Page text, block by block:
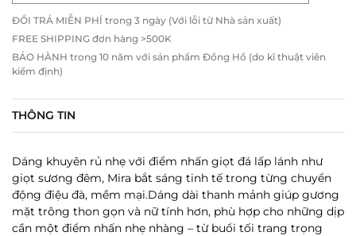
ĐỔI TRẢ MIỄN PHÍ trong 3 ngày (Với lỗi từ Nhà sản xuất)
FREE SHIPPING đơn hàng >500K
BẢO HÀNH trong 10 năm với sản phẩm Đồng Hồ (do kĩ thuật viên
kiểm định)
THÔNG TIN
Dáng khuyên rủ nhẹ với điểm nhấn giọt đá lấp lánh như
giọt sương đêm, Mira bắt sáng tinh tế trong từng chuyển
động điệu đà, mềm mại.Dáng dài thanh mảnh giúp gương
mặt trông thon gọn và nữ tính hơn, phù hợp cho những dịp
cần một điểm nhấn nhẹ nhàng – từ buổi tối trang trọng